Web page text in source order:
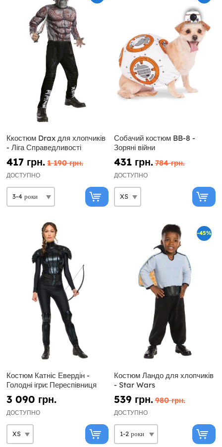
Ккостюм Drax для хлопчиків
- Ліга Справедливості
417 грн. 1 190 грн.
ДОСТУПНО
Собачий костюм BB-8 -
Зоряні війни
431 грн. 784 грн.
ДОСТУПНО
Костюм Катніс Евердін -
Голодні ігри: Переспівниця
3 090 грн.
ДОСТУПНО
-45%
Костюм Ландо для хлопчиків
- Star Wars
539 грн. 980 грн.
ДОСТУПНО